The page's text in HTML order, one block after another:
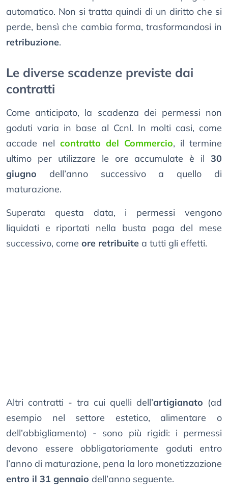
automatico. Non si tratta quindi di un diritto che si
perde, bensì che cambia forma, trasformandosi in
retribuzione.
Le diverse scadenze previste dai
contratti
Come anticipato, la scadenza dei permessi non
goduti varia in base al Ccnl. In molti casi, come
accade nel contratto del Commercio, il termine
ultimo per utilizzare le ore accumulate è il 30
giugno dell’anno successivo a quello di
maturazione.
Superata questa data, i permessi vengono
liquidati e riportati nella busta paga del mese
successivo, come ore retribuite a tutti gli effetti.
Altri contratti - tra cui quelli dell’artigianato (ad
esempio nel settore estetico, alimentare o
dell’abbigliamento) - sono più rigidi: i permessi
devono essere obbligatoriamente goduti entro
l’anno di maturazione, pena la loro monetizzazione
entro il 31 gennaio dell’anno seguente.